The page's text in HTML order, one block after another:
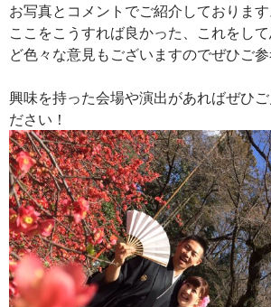
お写真とコメントでご紹介しております
ここをこうすれば良かった、これをし
ど色々な意見もございますのでぜひご参
興味を持った会場や演出があればぜひご
ださい！